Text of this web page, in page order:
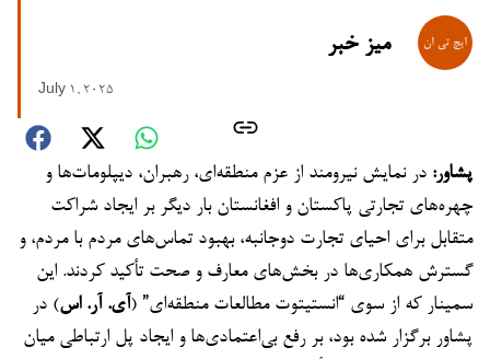
میز خبر
July 1, 2025
پشاور: در نمایش نیرومند از عزم منطقه‌ای، رهبران، دیپلومات‌ها و
چهره‌های تجارتی پاکستان و افغانستان بار دیگر بر ایجاد شراکت
متقابل برای احیای تجارت دوجانبه، بهبود تماس‌های مردم با مردم، و
گسترش همکاری‌ها در بخش‌های معارف و صحت تأکید کردند. این
سمینار که از سوی “انستیتوت مطالعات منطقه‌ای” (آی. آر. اس) در
پشاور برگزار شده بود، بر رفع بی‌اعتمادی‌ها و ایجاد پل ارتباطی میان